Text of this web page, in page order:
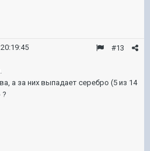
#13
а за них выпадает серебро (5 из 14
?